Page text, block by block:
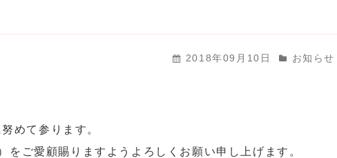
2018年09月10日 お知らせ
めて参ります。
ご愛顧賜りますようよろしくお願い申し上げます。